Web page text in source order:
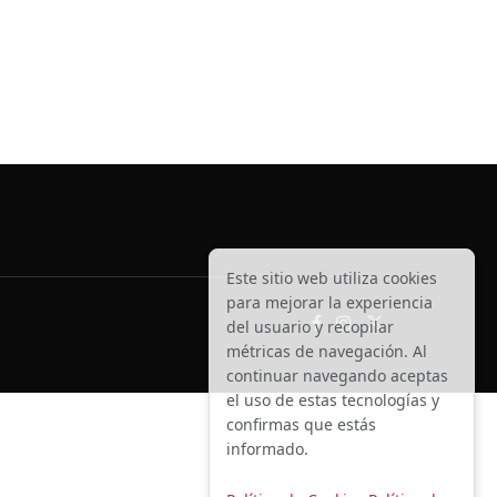
Este sitio web utiliza cookies
para mejorar la experiencia
del usuario y recopilar
métricas de navegación. Al
continuar navegando aceptas
el uso de estas tecnologías y
confirmas que estás
informado.